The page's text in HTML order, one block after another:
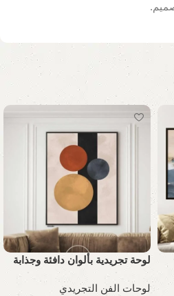
لوحة تجريدية بألوان دافئة وجذابة
لوحات الفن التجريدي